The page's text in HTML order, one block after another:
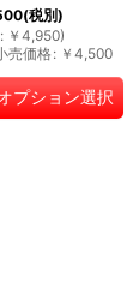
(税別)
: ￥ 4,950)
売価格: ￥ 4,500
プション選択